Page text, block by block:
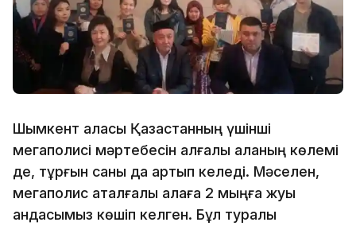
Шымкент қаласы Қазақстанның үшінші
мегаполисі мәртебесін алғалы қаланың көлемі
де, тұрғын саны да артып келеді. Мәселен,
мегаполис аталғалы қалаға 2 мыңға жуық
қандасымыз көшіп келген. Бұл туралы